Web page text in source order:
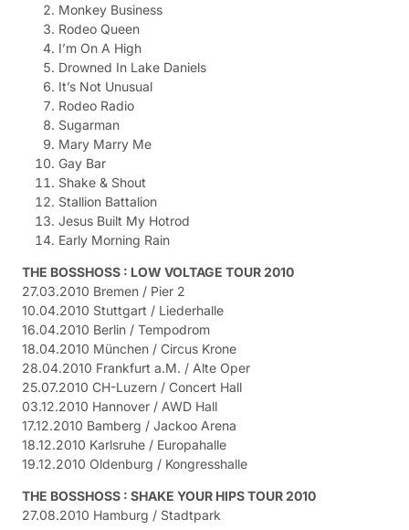
Monkey Business
Rodeo Queen
I’m On A High
Drowned In Lake Daniels
It’s Not Unusual
Rodeo Radio
Sugarman
Mary Marry Me
Gay Bar
Shake & Shout
Stallion Battalion
Jesus Built My Hotrod
Early Morning Rain
THE BOSSHOSS : LOW VOLTAGE TOUR 2010
27.03.2010 Bremen / Pier 2
10.04.2010 Stuttgart / Liederhalle
16.04.2010 Berlin / Tempodrom
18.04.2010 München / Circus Krone
28.04.2010 Frankfurt a.M. / Alte Oper
25.07.2010 CH-Luzern / Concert Hall
03.12.2010 Hannover / AWD Hall
17.12.2010 Bamberg / Jackoo Arena
18.12.2010 Karlsruhe / Europahalle
19.12.2010 Oldenburg / Kongresshalle
THE BOSSHOSS : SHAKE YOUR HIPS TOUR 2010
27.08.2010 Hamburg / Stadtpark